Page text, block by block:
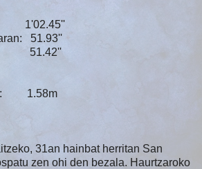
1'02.45''
51.93''
51.42''
1.58m
31an hainbat herritan San
zen ohi den bezala. Haurtzaroko